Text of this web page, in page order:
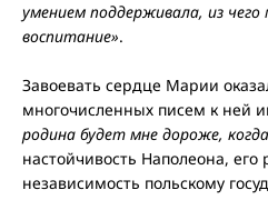
умением поддерживала, из
воспитание».
Завоевать сердце Марии
многочисленных писем к ней
родина будет мне дороже,
настойчивость Наполеона,
независимость польскому